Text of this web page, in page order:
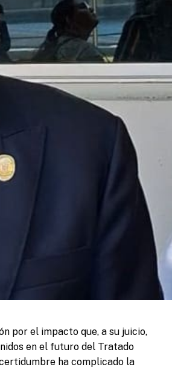
por el impacto que, a su juicio,
en el futuro del Tratado
ha complicado la